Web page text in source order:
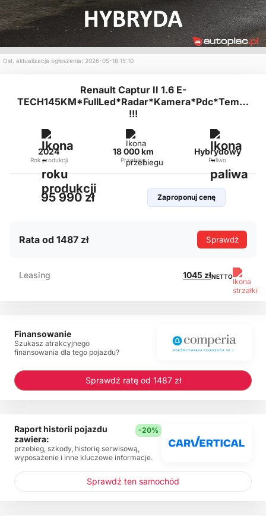
Ost. aktualizacja ogłoszenia: 2026-05-18 15:10
Renault Captur II 1.6 E-
!!!
2024
Rok produkcji
18 000 km
Przebieg
Hybrydowy
Paliwo
95 990 zł Zaproponuj cenę
Rata od 1487 zł Sprawdź
Leasing 1045 złNETTO
Finansowanie
Szukasz atrakcyjnego
finansowania dla tego pojazdu?
Sprawdź ratę od 1487 zł
Raport historii pojazdu
zawiera:
-20%
przebieg, szkody, historię serwisową,
wyposażenie i inne kluczowe informacje.
Sprawdź ten samochód